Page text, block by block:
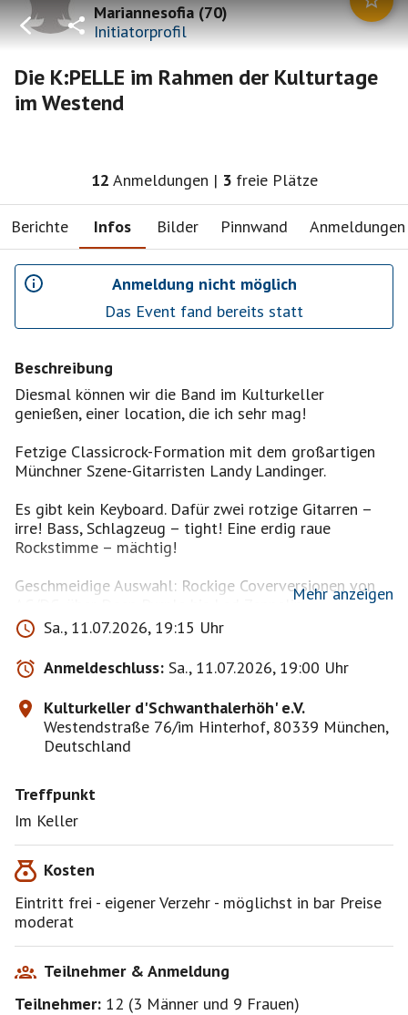
Mariannesofia(70)
Initiatorprofil
Die K:PELLE im Rahmen der Kulturtage
im Westend
12 Anmeldungen | 3 freie Plätze
Berichte Infos Bilder Pinnwand Anmeldungen
Anmeldung nicht möglich
Das Event fand bereits statt
Beschreibung
Diesmal können wir die Band im Kulturkeller
genießen, einer location, die ich sehr mag!
Fetzige Classicrock-Formation mit dem großartigen
Münchner Szene-Gitarristen Landy Landinger.
Es gibt kein Keyboard. Dafür zwei rotzige Gitarren –
irre! Bass, Schlagzeug – tight! Eine erdig raue
Rockstimme – mächtig!
Geschmeidige Auswahl: Rockige Coverversionen von
AC/DC, über Deep Purple bis Led Zeppelin.
Dafür zwei rotzige Gitarren – besser!
Bass, Schlagzeug – tight!
Eine erdig raue Rockstimme – mächtig!
Rockige „Kapellenversionen“ von Red Hot Chili
Peppers, Rolling Stones, AC/DC bis Metallica.
Geschmeidige Auswahl.
Perfect Strangers von Deep Purple, Locomotion
Breath von Jethro Tull, Whole lot a love von Led
Ernst Harwalik – voc
Landy Landinger – git
Gerd Hofer – git
Andi Kerker, bass
Mehr anzeigen
Sa., 11.07.2026, 19:15 Uhr
Anmeldeschluss: Sa., 11.07.2026, 19:00 Uhr
Kulturkeller d'Schwanthalerhöh' e.V.
Westendstraße 76/im Hinterhof, 80339 München,
Deutschland
Treffpunkt
Im Keller
Kosten
Eintritt frei - eigener Verzehr - möglichst in bar Preise
moderat
Teilnehmer & Anmeldung
Teilnehmer: 12 (3 Männer und 9 Frauen)